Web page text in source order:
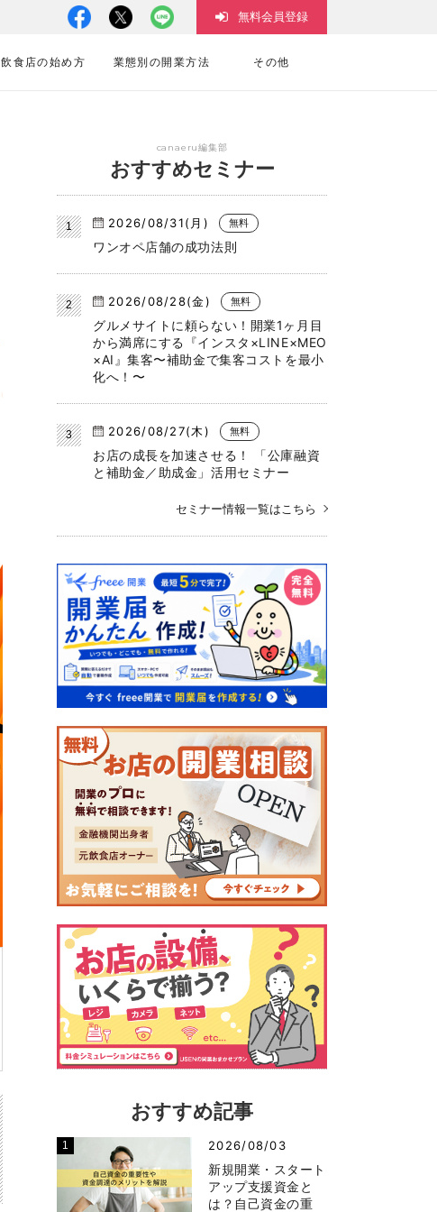
飲食店の始め方 業態別の開業方法 その他
無料会員登録
canaeru編集部
おすすめセミナー
2026/08/31(月) 無料
ワンオペ店舗の成功法則
2026/08/28(金) 無料
グルメサイトに頼らない！開業1ヶ月目
から満席にする『インスタ×LINE×MEO
×AI』集客〜補助金で集客コストを最小
化へ！〜
2026/08/27(木) 無料
お店の成長を加速させる！ 「公庫融資
と補助金／助成金」活用セミナー
セミナー情報一覧はこちら
おすすめ記事
2026/08/03
新規開業・スタート
アップ支援資金と
は？自己資金の重